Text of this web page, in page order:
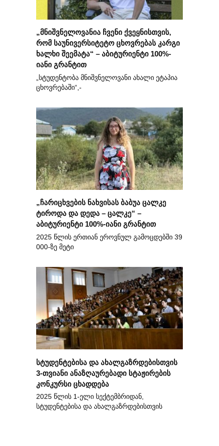
„მნიშვნელოვანია ჩვენი ქვეყნისთვის,
რომ საუნივერსიტეტო ცხოვრებას კარგი
ხალხი შეემატა“ – აბიტურიენტი 100%-
იანი გრანტით
„სტუდენტობა მნიშვნელოვანი ახალი ეტაპია
ცხოვრებაში“,-
„ჩარიცხვების ნახვისას ბაბუა ცალკე
ტიროდა და დედა – ცალკე“ –
აბიტურიენტი 100%-იანი გრანტით
2025 წლის ერთიან ეროვნულ გამოცდებში 39
000-ზე მეტი
სტუდენტებისა და ახალგაზრდებისთვის
3-თვიანი ანაზღაურებადი სტაჟირების
კონკურსი ცხადდება
2025 წლის 1-ელი სექტემბრიდან,
სტუდენტებისა და ახალგაზრდებისთვის